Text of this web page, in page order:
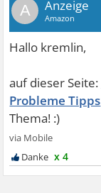
A
Probleme Tipps
x 4